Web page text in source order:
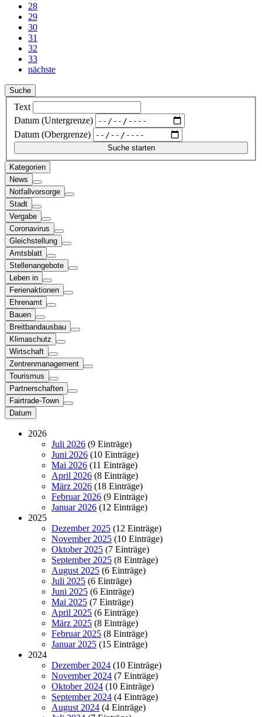
28
29
30
31
32
33
nächste
Suche
Text
Datum (Untergrenze)
Datum (Obergrenze)
Kategorien
News
Notfallvorsorge
Stadt
Vergabe
Coronavirus
Gleichstellung
Amtsblatt
Stellenangebote
Leben in
Ferienaktionen
Ehrenamt
Bauen
Breitbandausbau
Klimaschutz
Wirtschaft
Zentrenmanagement
Tourismus
Partnerschaften
Fairtrade-Town
Datum
2026
Juli 2026 (9 Einträge)
Juni 2026 (10 Einträge)
Mai 2026 (11 Einträge)
April 2026 (8 Einträge)
März 2026 (18 Einträge)
Februar 2026 (9 Einträge)
Januar 2026 (12 Einträge)
2025
Dezember 2025 (12 Einträge)
November 2025 (10 Einträge)
Oktober 2025 (7 Einträge)
September 2025 (8 Einträge)
August 2025 (6 Einträge)
Juli 2025 (6 Einträge)
Juni 2025 (6 Einträge)
Mai 2025 (7 Einträge)
April 2025 (6 Einträge)
März 2025 (8 Einträge)
Februar 2025 (8 Einträge)
Januar 2025 (15 Einträge)
2024
Dezember 2024 (10 Einträge)
November 2024 (7 Einträge)
Oktober 2024 (10 Einträge)
September 2024 (4 Einträge)
August 2024 (4 Einträge)